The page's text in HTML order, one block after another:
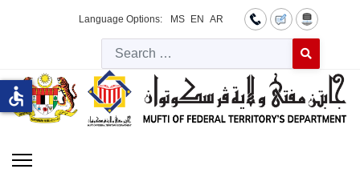
Language Options: MS EN AR
Type 2 or
accessible